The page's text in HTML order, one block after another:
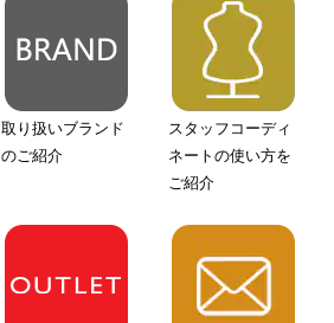
取り扱いブランド
のご紹介
スタッフコーディ
ネートの使い方を
ご紹介